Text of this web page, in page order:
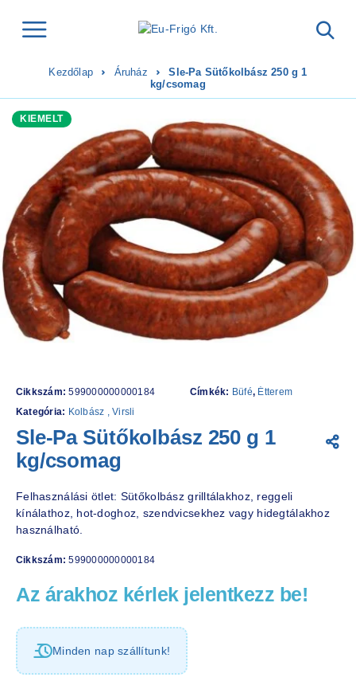
Kezdőlap Áruház
Sle-Pa Sütőkolbász 250 g 1
kg/csomag
KIEMELT
Cikkszám:599000000000184
Kategória: Kolbász , Virsli
Címkék: Büfé, Étterem
Sle-Pa Sütőkolbász 250 g 1
kg/csomag
Felhasználási ötlet: Sütőkolbász grilltálakhoz, reggeli
kínálathoz, hot-doghoz, szendvicsekhez vagy hidegtálakhoz
használható.
Cikkszám:599000000000184
Az árakhoz kérlek jelentkezz be!
Minden nap szállítunk!